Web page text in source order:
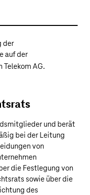
der
auf der
Telekom AG.
und berät
bei der Leitung
von
die Festlegung von
sowie über die
des